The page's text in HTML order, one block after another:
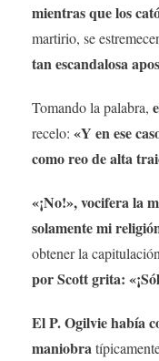
mientras que los
martirio, se
tan escandalosa
Tomando la palabra,
recelo: «Y en ese
como reo de alta
«¡No!», vocifera la
solamente mi
obtener la
por Scott grita:
El P. Ogilvie había
maniobra